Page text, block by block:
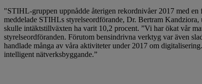
"STIHL-gruppen uppnådde återigen rekordnivåer 2017 med
meddelade STIHLs styrelseordförande, Dr. Bertram
skulle intäktstillväxten ha varit 10,2 procent. ”Vi har ökat vår
styrelseordföranden. Förutom bensindrivna verktyg var även
handlade många av våra aktiviteter under 2017 om
intelligent nätverksbyggande.”